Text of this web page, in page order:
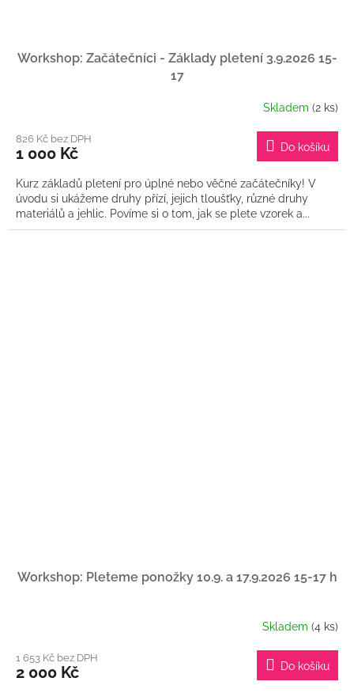
Workshop: Začátečníci - Základy pletení 3.9.2026 15-
17
Skladem (2 ks)
826 Kč bez DPH
1 000 Kč Do košíku
Kurz základů pletení pro úplné nebo věčné začátečníky! V
úvodu si ukážeme druhy přízí, jejich tloušťky, různé druhy
materiálů a jehlic. Povíme si o tom, jak se plete vzorek a...
Workshop: Pleteme ponožky 10.9. a 17.9.2026 15-17 h
Skladem (4 ks)
1 653 Kč bez DPH
2 000 Kč Do košíku